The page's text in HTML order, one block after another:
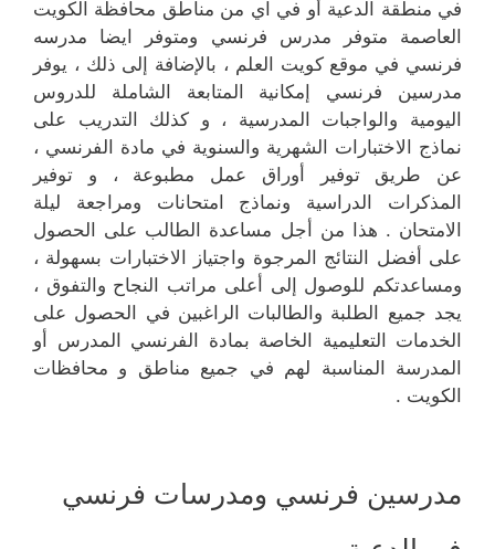
في منطقة الدعية أو في اي من مناطق محافظة الكويت
العاصمة متوفر مدرس فرنسي ومتوفر ايضا مدرسه
فرنسي في موقع كويت العلم ، بالإضافة إلى ذلك ، يوفر
مدرسين فرنسي إمكانية المتابعة الشاملة للدروس
اليومية والواجبات المدرسية ، و كذلك التدريب على
نماذج الاختبارات الشهرية والسنوية في مادة الفرنسي ،
عن طريق توفير أوراق عمل مطبوعة ، و توفير
المذكرات الدراسية ونماذج امتحانات ومراجعة ليلة
الامتحان . هذا من أجل مساعدة الطالب على الحصول
على أفضل النتائج المرجوة واجتياز الاختبارات بسهولة ،
ومساعدتكم للوصول إلى أعلى مراتب النجاح والتفوق ،
يجد جميع الطلبة والطالبات الراغبين في الحصول على
الخدمات التعليمية الخاصة بمادة الفرنسي المدرس أو
المدرسة المناسبة لهم في جميع مناطق و محافظات
الكويت .
مدرسين فرنسي ومدرسات فرنسي